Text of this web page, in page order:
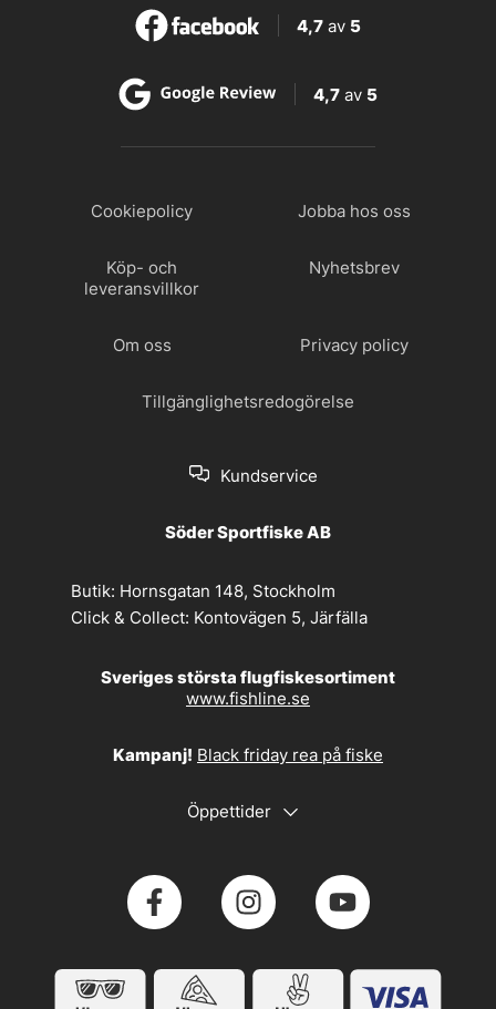
4,7 av 5
4,7 av 5
Cookiepolicy Jobba hos oss
Köp- och
leveransvillkor
Nyhetsbrev
Om oss Privacy policy
Tillgänglighetsredogörelse
Kundservice
Söder Sportfiske AB
Butik: Hornsgatan 148, Stockholm
Click & Collect: Kontovägen 5, Järfälla
Sveriges största flugfiskesortiment
www.fishline.se
Kampanj! Black friday rea på fiske
Öppettider